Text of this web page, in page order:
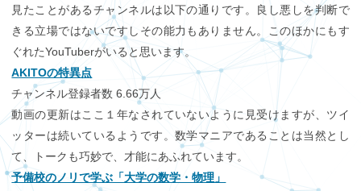
About AVA
アヴァトレード・ジ
ャパンについて
アヴァトレード・ジ
ャパンが選ばれる理由
社長紹介
MT4ダウンロード
Account
FX用口座開設（無
料）
熟練者おすすめ度
ブログ
公式ブログ「丹羽先
三寸」
口座開設
見たことがあるチャンネルは以下の通りです。良し悪しを判断で
きる立場ではないですしその能力もありません。このほかにもす
ぐれたYouTuberがいると思います。
AKITOの特異点
チャンネル登録者数 6.66万人
動画の更新はここ１年なされていないように見受けますが、ツイ
ッターは続いているようです。数学マニアであることは当然とし
て、トークも巧妙で、才能にあふれています。
予備校のノリで学ぶ「大学の数学・物理」